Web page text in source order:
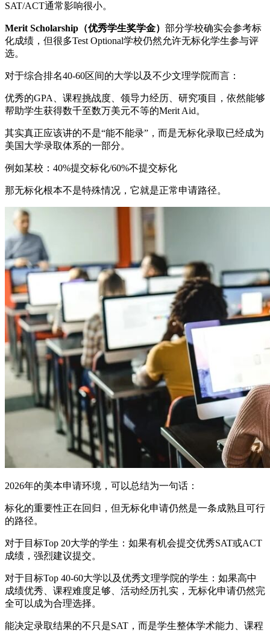
SAT/ACT通常影响很小。
Merit Scholarship（优秀学生奖学金） 部分学校确实会参考标
化成绩，但很多Test Optional学校仍然允许无标化学生参与评
选。
对于综合排名40-60区间的大学以及不少文理学院而言：
优秀的GPA、课程挑战度、领导力经历、研究项目，依然能够
帮助学生获得数千至数万美元不等的Merit Aid。
其实真正应该讲的不是“能不能录”，而是无标化录取已经成为
美国大学录取体系的一部分。
例如某校：40%提交标化/60%不提交标化
那无标化根本不是特殊情况，它就是正常申请路径。
2026年的美本申请环境，可以总结为一句话：
标化的重要性正在回归，但无标化申请仍然是一条成熟且可行
的路径。
对于目标Top 20大学的学生：如果有机会提交优秀SAT或ACT
成绩，强烈建议提交。
对于目标Top 40-60大学以及优秀文理学院的学生：如果高中
成绩优秀、课程难度足够、活动经历扎实，无标化申请仍然完
全可以成为合理选择。
能决定录取结果的不只是SAT，而是学生整体学术能力、课程